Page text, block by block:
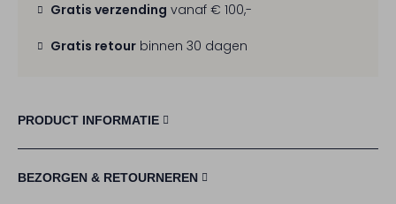
Gratis verzending vanaf € 100,-
Gratis retour binnen 30 dagen
PRODUCT INFORMATIE
BEZORGEN & RETOURNEREN